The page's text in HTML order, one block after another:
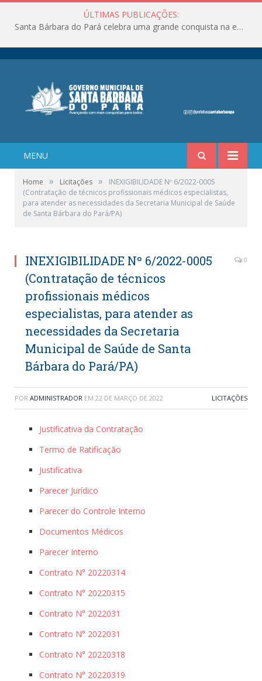
ÚLTIMAS PUBLICAÇÕES:
Santa Bárbara do Pará celebra uma grande conquista na educação!
MENU
Home » Licitações »
INEXIGIBILIDADE Nº 6/2022-0005
(Contratação de técnicos profissionais médicos especialistas,
para atender as necessidades da Secretaria Municipal de Saúde
de Santa Bárbara do Pará/PA)
INEXIGIBILIDADE Nº 6/2022-0005
(Contratação de técnicos
profissionais médicos
especialistas, para atender as
necessidades da Secretaria
Municipal de Saúde de Santa
Bárbara do Pará/PA)
0
POR ADMINISTRADOR EM 22 DE MARÇO DE 2022 LICITAÇÕES
Justificativa da Contratação
Termo de Ratificação
Justificativa
Parecer Jurídico
Parecer do Controle Interno
Documentos Médicos
Parecer Interno
Contrato N° 20220314
Contrato N° 20220315
Contrato N° 2022031
Contrato N° 2022031
Contrato N° 20220318
Contrato N° 20220319